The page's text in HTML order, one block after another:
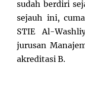
sudah berdiri
sejauh ini,
STIE Al-
jurusan
akreditasi B.